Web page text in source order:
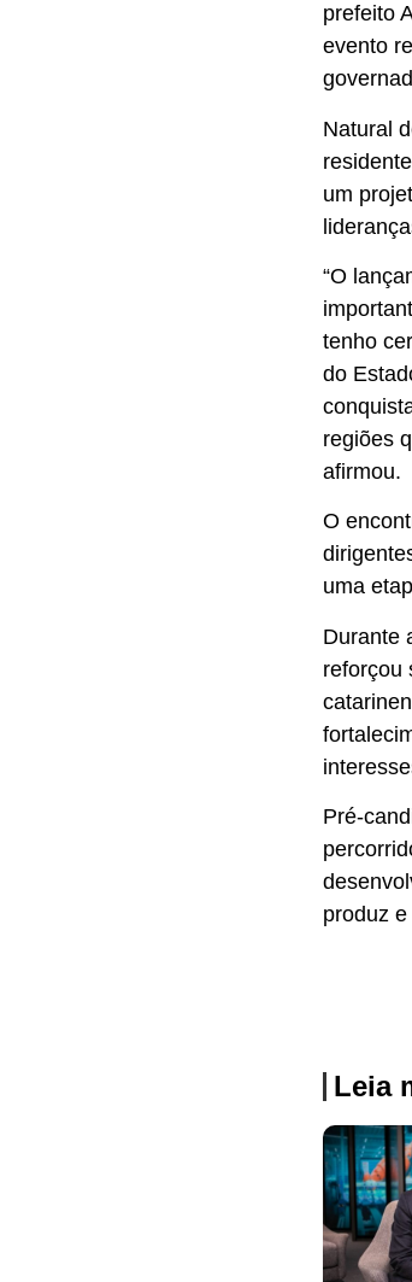
prefeito
evento
Natural
um
“O
tenho
do
regiões
afirmou.
O
uma
Durante
reforçou
Pré-
produz
Leia